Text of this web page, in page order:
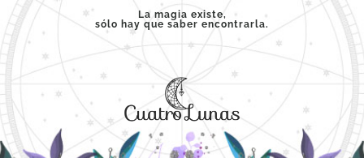
Saltar
contenido
La magia existe,
sólo hay que saber encontrarla.